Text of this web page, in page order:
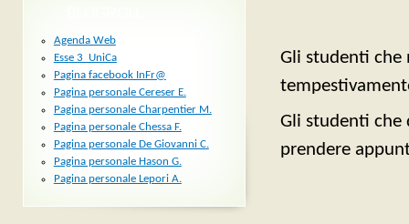
Gli studenti che
Gli studenti che
prendere
Agenda Web
Esse 3_UniCa
Pagina facebook InFr@
Pagina personale Cereser E.
Pagina personale Charpentier M.
Pagina personale Chessa F.
Pagina personale De Giovanni C.
Pagina personale Hason G.
Pagina personale Lepori A.